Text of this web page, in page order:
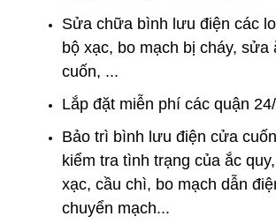
Sửa chữa bình lưu điện các
bộ xạc, bo mạch bị cháy, sửa
cuốn, ...
Lắp đặt miễn phí các quận
Bảo trì bình lưu điện cửa
kiểm tra tình trạng của ắc
xạc, cầu chì, bo mạch dẫn
chuyển mạch...